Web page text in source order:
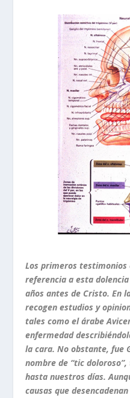
Los primeros testimonios
referencia a esta
años antes de Cristo. En
recogen estudios y
tales como el árabe
enfermedad
la cara. No obstante, fue
nombre de “tic
hasta nuestros días.
causas que